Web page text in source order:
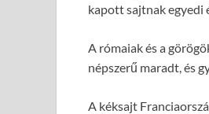
kapott sajtnak egyedi
A rómaiak és a
népszerű maradt, és
A kéksajt